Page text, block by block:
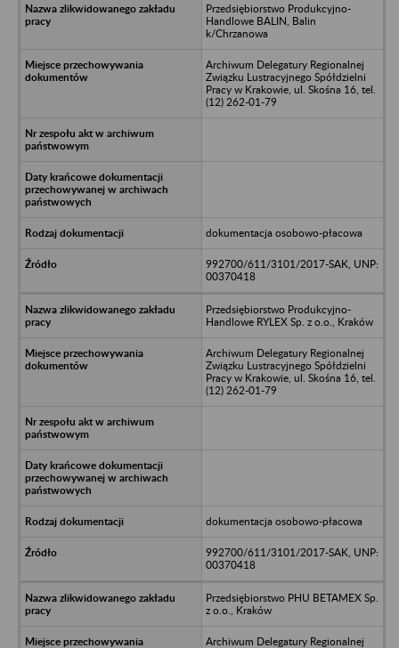
Przedsiębiorstwo Produkcyjno-
Handlowe BALIN, Balin
k/Chrzanowa
Archiwum Delegatury Regionalnej
Związku Lustracyjnego Spółdzielni
Pracy w Krakowie, ul. Skośna 16, tel.
(12) 262-01-79
dokumentacja osobowo-płacowa
992700/611/3101/2017-SAK, UNP:
00370418
Przedsiębiorstwo Produkcyjno-
Handlowe RYLEX Sp. z o.o., Kraków
Archiwum Delegatury Regionalnej
Związku Lustracyjnego Spółdzielni
Pracy w Krakowie, ul. Skośna 16, tel.
(12) 262-01-79
dokumentacja osobowo-płacowa
992700/611/3101/2017-SAK, UNP:
00370418
Przedsiębiorstwo PHU BETAMEX Sp.
z o.o., Kraków
Archiwum Delegatury Regionalnej